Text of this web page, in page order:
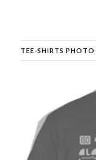
TEE-SHIRTS PHOTO